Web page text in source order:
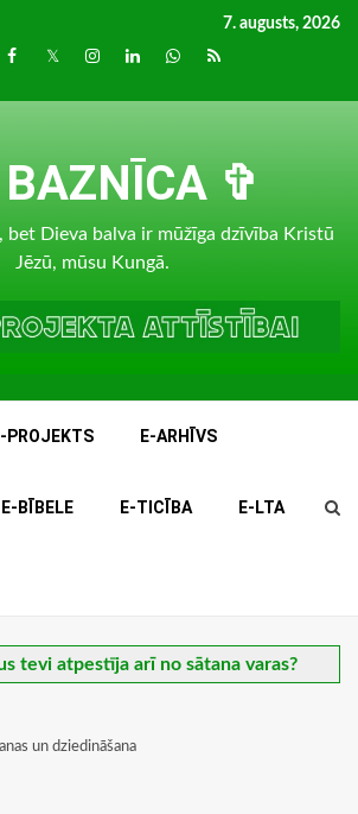
7. augusts, 2026
Facebook
TwitterInstagram
LinkedInwhatsapp
RSS
✞
bet Dieva balva ir mūžīga dzīvība Kristū
Jēzū, mūsu Kungā.
PROJEKTS E-ARHĪVS
E-BĪBELE E-TICĪBA E-LTA
tevi atpestīja arī no sātana varas?
un dziedināšana